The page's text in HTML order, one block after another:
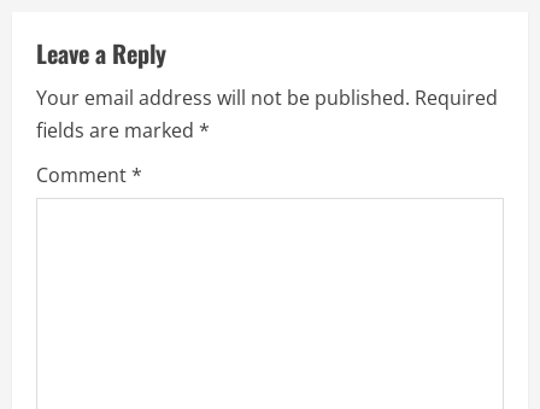
u
e
R
e
Leave a Reply
Your email address will not be published. Required
fields are marked *
Comment*